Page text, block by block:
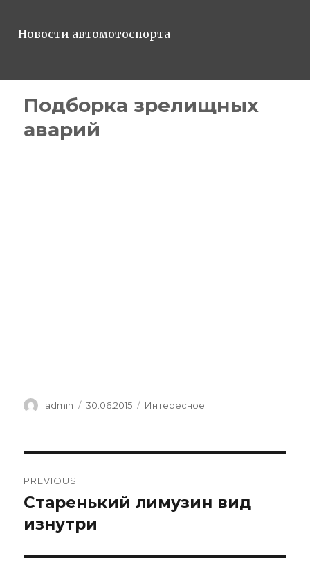
Новости автомотоспорта
Подборка зрелищных
аварий
Author
admin
Posted
30.06.2015 Categories
Интересное
по
записям
PREVIOUS
Previous
post:
Старенький лимузин вид
изнутри